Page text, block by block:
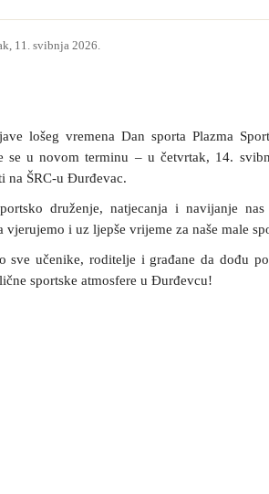
11. svibnja 2026.
lošeg vremena Dan sporta Plazma
se u novom terminu – u četvrtak, 14.
na ŠRC-u Đurđevac.
druženje, natjecanja i navijanje
vjerujemo i uz ljepše vrijeme za naše male
sve učenike, roditelje i građane da dođu
sportske atmosfere u Đurđevcu!